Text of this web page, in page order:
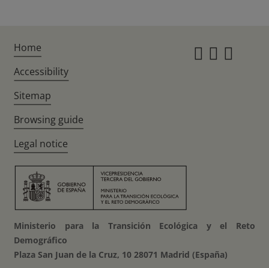
Home
Accessibility
Sitemap
Browsing guide
Legal notice
Ministerio para la Transición Ecológica y el Reto
Demográfico
Plaza San Juan de la Cruz, 10 28071 Madrid (España)